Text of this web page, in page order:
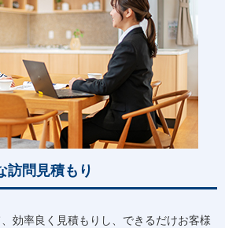
訪問見積もり
効率良く見積もりし、できるだけお客様